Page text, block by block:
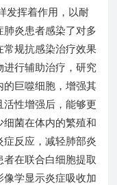
发挥着作用，以耐
炎患者感染了对多
规抗感染治疗效果
行辅助治疗，研究
巨噬细胞，增强其
性增强后，能够更
菌在体内的繁殖和
反应，减轻肺部炎
在联合白细胞提取
学显示炎症吸收加